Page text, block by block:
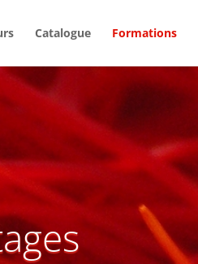
Catalogue Formations